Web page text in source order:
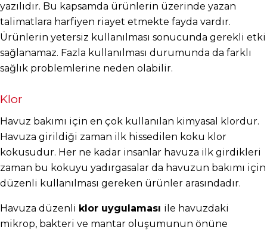
yazılıdır. Bu kapsamda ürünlerin üzerinde yazan
talimatlara harfiyen riayet etmekte fayda vardır.
Ürünlerin yetersiz kullanılması sonucunda gerekli etki
sağlanamaz. Fazla kullanılması durumunda da farklı
sağlık problemlerine neden olabilir.
Klor
Havuz bakımı için en çok kullanılan kimyasal klordur.
Havuza girildiği zaman ilk hissedilen koku klor
kokusudur. Her ne kadar insanlar havuza ilk girdikleri
zaman bu kokuyu yadırgasalar da havuzun bakımı için
düzenli kullanılması gereken ürünler arasındadır.
Havuza düzenli klor uygulaması ile havuzdaki
mikrop, bakteri ve mantar oluşumunun önüne